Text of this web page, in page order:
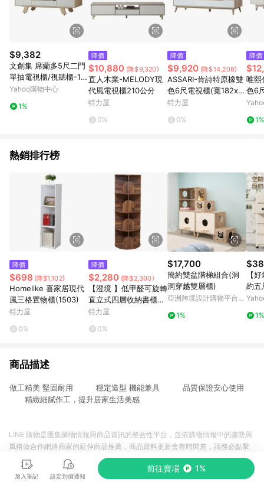
相關認定以Yahoo購物中心之認定為準
$9,382
文創集 席蘭多5尺二門
單抽電視櫃/視聽櫃-15
1x40x50cm免組
Yahoo購物中心
1%
降價
$10,880 (降$9,320)
直人木業-MELODY現
代風電視櫃210公分
特力屋
0%
降價
$9,920 (降$14,206)
ASSARI-肯詩特原橡雙
色6尺電視櫃(寬182x深
40x高48cm)
特力屋
0%
降價
唯熙
色6
1%
熱銷排行榜
降價
$698 (降$1,102)
Homelike 喜家居現代
風三格置物櫃(1503)
特力屋
0%
降價
$2,280 (降$2,300)
【澄境 】低甲醛可旋轉
直立式四層收納書櫃集
成木紋
特力屋
0%
$17,700
簡約雙盆階梯組合(洞
洞穿越雙層櫃)
亞洲跨境設計購物平台
1%
【
約五
1%
商品描述
做工精美 堅固耐用 穩定造型 機能兼具 品質保證安心使用
精緻細膩作工，提升居家生活美感
加入筆記 設定到價通知
前往賣場 1%
LINE 購物是匯集購物情報與商品資訊的整合性平台，並依購物情報中的趨勢與
風格做合作網路商家的延伸商品推薦，商品資料更新會有時間差，請務必點擊
商品至各合作網路商家，確認現售價與購物條件，一切資訊以合作廠商網頁為
準。